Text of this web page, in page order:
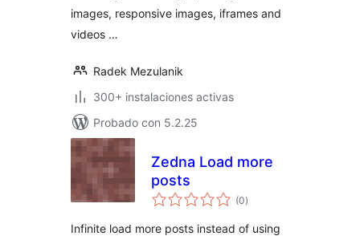
images, responsive images, iframes and
videos …
Radek Mezulanik
300+ instalaciones activas
Probado con 5.2.25
Zedna Load more
posts
(0total
de
)
Infinite load more posts instead of using